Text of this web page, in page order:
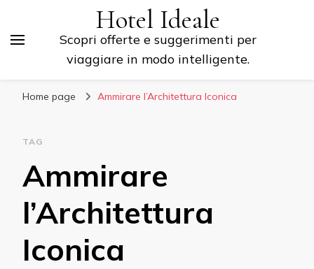
Hotel Ideale
Scopri offerte e suggerimenti per
viaggiare in modo intelligente.
Home page Ammirare l’Architettura Iconica
TAG
Ammirare
l’Architettura
Iconica